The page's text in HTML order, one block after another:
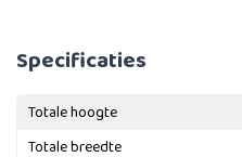
Specificaties
Totale hoogte
Totale breedte